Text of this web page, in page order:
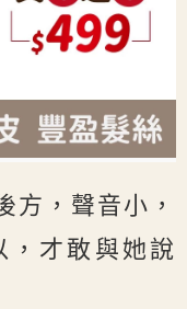
，聲音小，
，才敢與她說